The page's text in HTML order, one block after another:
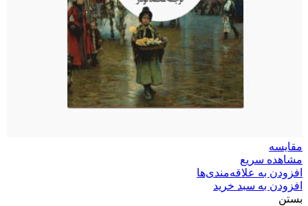
مقایسه
مشاهده سریع
افزودن به علاقه‌مندی‌ها
افزودن به سبد خرید
بستن